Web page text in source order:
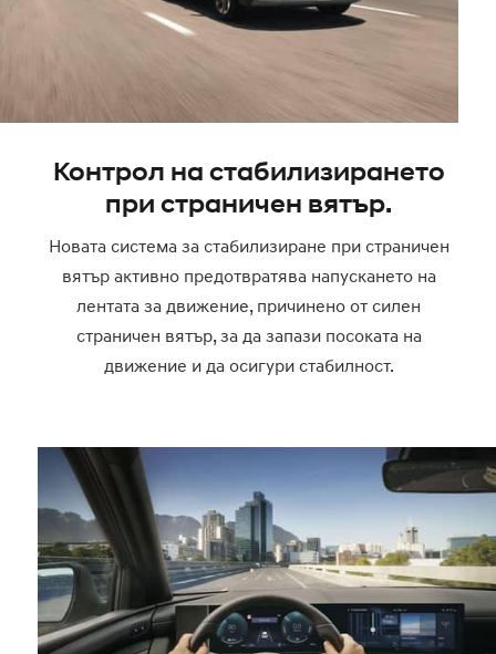
Контрол на стабилизирането
при страничен вятър.
Новата система за стабилизиране при страничен
вятър активно предотвратява напускането на
лентата за движение, причинено от силен
страничен вятър, за да запази посоката на
движение и да осигури стабилност.